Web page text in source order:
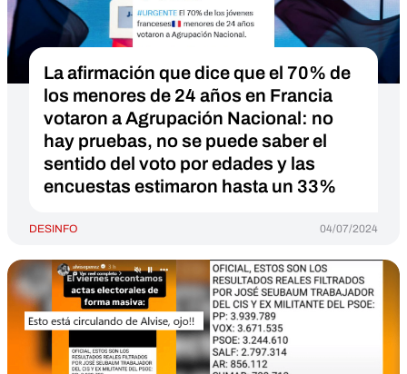
La afirmación que dice que el 70% de
los menores de 24 años en Francia
votaron a Agrupación Nacional: no
hay pruebas, no se puede saber el
sentido del voto por edades y las
encuestas estimaron hasta un 33%
DESINFO 04/07/2024